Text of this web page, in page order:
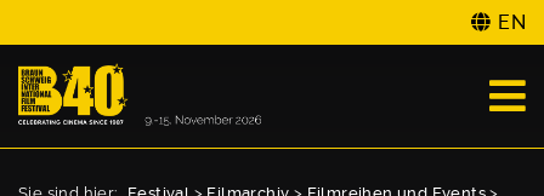
EN